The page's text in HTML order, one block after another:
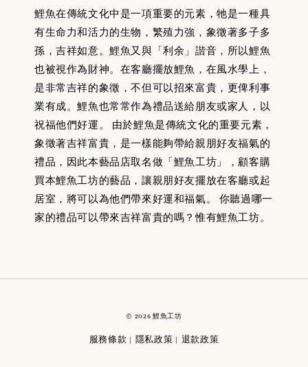
鯉魚在傳統文化中是一項重要的元素，牠是一種具
有生命力和活力的生物，繁殖力強，象徵著多子多
孫，吉祥如意。鯉魚又與「利余」諧音，所以鯉魚
也被視作為財神。在客廳擺放鯉魚，在風水學上，
是非常吉祥的象徵，不但可以招來富貴，更俾利事
業有成。鯉魚也常常作為禮品送給朋友或家人，以
祝福他們好運。 由於鯉魚是傳統文化的重要元素，
象徵著吉祥富貴，是一樣能夠帶給親朋好友福氣的
禮品，因此本藝品店取名做「鯉魚工坊」，顧客購
買本鯉魚工坊的藝品，讓親朋好友擺放在客廳或起
居室，將可以為他們帶來好運和福氣。 你聽過哪一
家的禮品可以帶來吉祥富貴的嗎？惟有鯉魚工坊。
© 2026 鯉魚工坊
服務條款 隱私政策 退款政策